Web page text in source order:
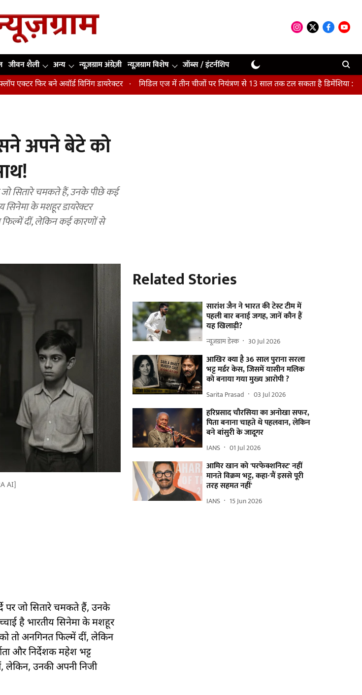
जीवन शैली अन्य न्यूज़ग्राम अंग्रेज़ी न्यूज़ग्राम विशेष जॉब्स / इंटर्नशिप
अवॉर्ड विनिंग डायरेक्टर मिडिल एज में तीन चीजों पर नियंत्रण से 13 साल तक टल सकता है डिमेंशिया : अध्ययन मैच
अपने बेटे को
जो सितारे चमकते हैं, उनके पीछे कई
सिनेमा के मशहूर डायरेक्टर
फिल्में दीं, लेकिन कई कारणों से
AI]
पर जो सितारे चमकते हैं, उनके
है भारतीय सिनेमा के मशहूर
तो अनगिनत फिल्में दीं, लेकिन
और निर्देशक महेश भट्ट
उनकी अपनी निजी
Related Stories
सारांश जैन ने भारत की टेस्ट टीम में
पहली बार बनाई जगह, जानें कौन हैं
यह खिलाड़ी?
न्यूज़ग्राम डेस्क 30 Jul 2026
आखिर क्या है 36 साल पुराना सरला
भट्ट मर्डर केस, जिसमें यासीन मलिक
को बनाया गया मुख्य आरोपी ?
Sarita Prasad 03 Jul 2026
हरिप्रसाद चौरसिया का अनोखा सफर,
पिता बनाना चाहते थे पहलवान, लेकिन
बने बांसुरी के जादूगर
IANS 01 Jul 2026
आमिर खान को 'परफेक्शनिस्ट' नहीं
मानते विक्रम भट्ट, कहा-'मैं इससे पूरी
तरह सहमत नहीं'
IANS 15 Jun 2026